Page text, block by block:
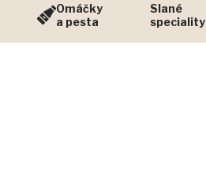
Omáčky
a pesta
Slané
speciality